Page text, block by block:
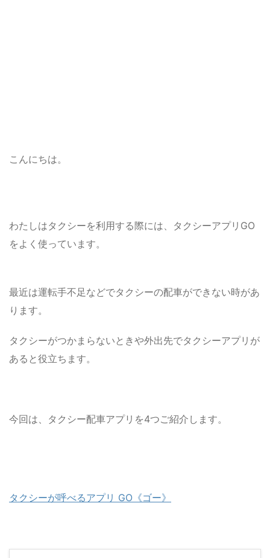
こんにちは。
わたしはタクシーを利用する際には、タクシーアプリGO
をよく使っています。
最近は運転手不足などでタクシーの配車ができない時があ
ります。
タクシーがつかまらないときや外出先でタクシーアプリが
あると役立ちます。
今回は、タクシー配車アプリを4つご紹介します。
タクシーが呼べるアプリ GO《ゴー》